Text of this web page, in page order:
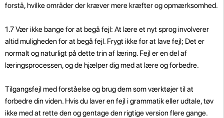
forstå, hvilke områder der kræver mere kræfter og opmærksomhed.
1.7 Vær ikke bange for at begå fejl: At lære et nyt sprog involverer
altid muligheden for at begå fejl. Frygt ikke for at lave fejl; Det er
normalt og naturligt på dette trin af læring. Fejl er en del af
læringsprocessen, og de hjælper dig med at lære og forbedre.
Tilgangsfejl med forståelse og brug dem som værktøjer til at
forbedre din viden. Hvis du laver en fejl i grammatik eller udtale, tøv
ikke med at rette den og gentage den rigtige version flere gange.